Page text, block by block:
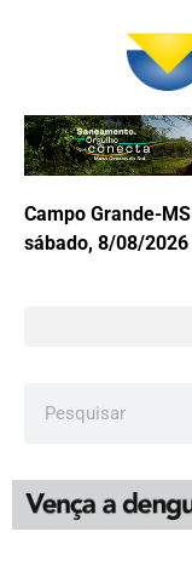
Campo Grande-MS
sábado, 8/08/2026